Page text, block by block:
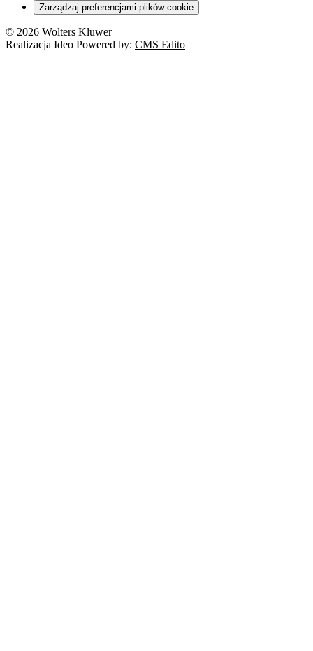
Zarządzaj preferencjami plików cookie
© 2026 Wolters Kluwer
Realizacja Ideo Powered by: CMS Edito